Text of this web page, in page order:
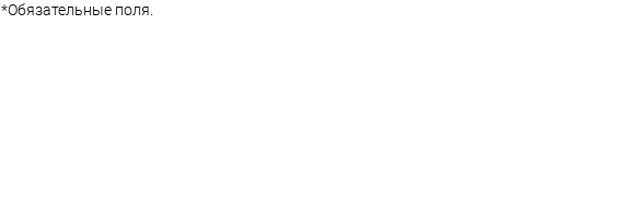
*Обязательные поля.